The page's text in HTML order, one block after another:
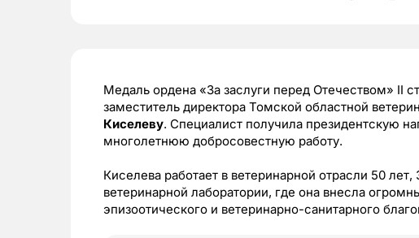
Медаль ордена «За заслуги перед Отечеством» II
заместитель директора Томской областной
Киселеву. Специалист получила президентскую
многолетнюю добросовестную работу.
Киселева работает в ветеринарной отрасли 50
ветеринарной лаборатории, где она внесла
эпизоотического и ветеринарно-санитарного